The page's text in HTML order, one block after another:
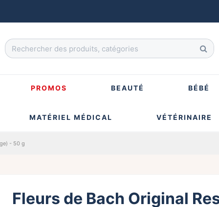
PROMOS BEAUTÉ BÉBÉ
MATÉRIEL MÉDICAL VÉTÉRINAIRE
- 50 g
Fleurs de Bach Original